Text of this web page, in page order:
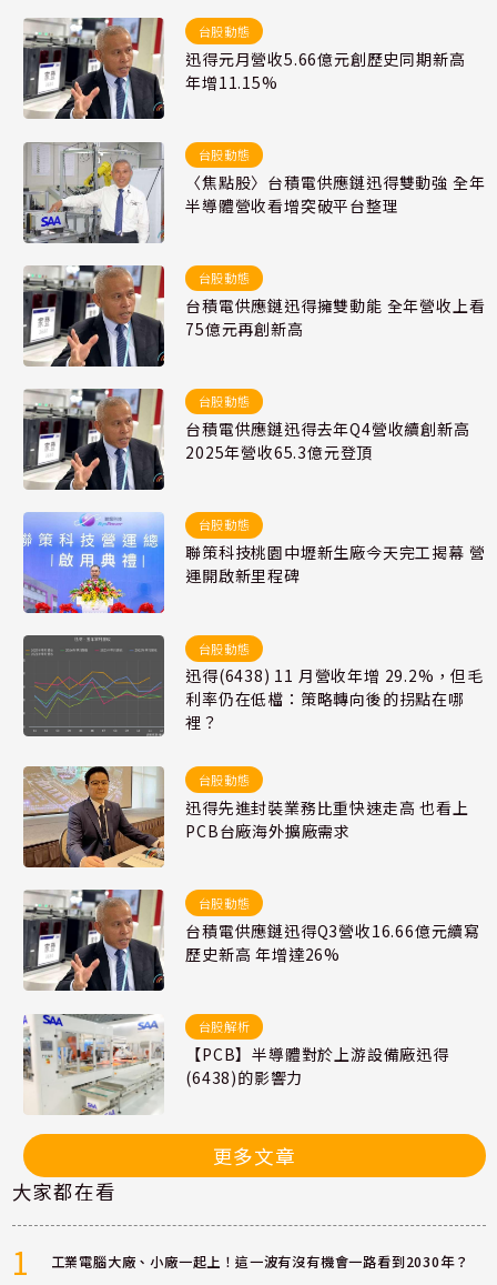
台股動態
迅得元月營收5.66億元創歷史同期新高
年增11.15%
台股動態
〈焦點股〉台積電供應鏈迅得雙動強 全年
半導體營收看增突破平台整理
台股動態
台積電供應鏈迅得擁雙動能 全年營收上看
75億元再創新高
台股動態
台積電供應鏈迅得去年Q4營收續創新高
2025年營收65.3億元登頂
台股動態
聯策科技桃園中壢新生廠今天完工揭幕 營
運開啟新里程碑
台股動態
迅得(6438) 11 月營收年增 29.2%，但毛
利率仍在低檔：策略轉向後的拐點在哪
裡？
台股動態
迅得先進封裝業務比重快速走高 也看上
PCB台廠海外擴廠需求
台股動態
台積電供應鏈迅得Q3營收16.66億元續寫
歷史新高 年增達26%
台股解析
【PCB】半導體對於上游設備廠迅得
(6438)的影響力
更多文章
大家都在看
1 工業電腦大廠、小廠一起上！這一波有沒有機會一路看到2030年？